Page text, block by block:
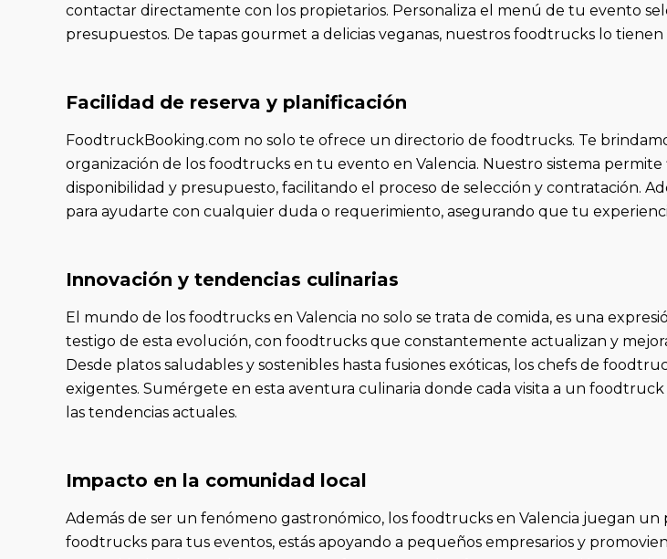
contactar directamente con los propietarios. Personaliza el menú de tu evento
presupuestos. De tapas gourmet a delicias veganas, nuestros foodtrucks lo
Facilidad de reserva y planificación
FoodtruckBooking.com no solo te ofrece un directorio de foodtrucks. Te
organización de los foodtrucks en tu evento en Valencia. Nuestro sistema
disponibilidad y presupuesto, facilitando el proceso de selección y contratación.
para ayudarte con cualquier duda o requerimiento, asegurando que tu
Innovación y tendencias culinarias
El mundo de los foodtrucks en Valencia no solo se trata de comida, es una
testigo de esta evolución, con foodtrucks que constantemente actualizan y
Desde platos saludables y sostenibles hasta fusiones exóticas, los chefs de
exigentes. Sumérgete en esta aventura culinaria donde cada visita a un
las tendencias actuales.
Impacto en la comunidad local
Además de ser un fenómeno gastronómico, los foodtrucks en Valencia juegan
foodtrucks para tus eventos, estás apoyando a pequeños empresarios y